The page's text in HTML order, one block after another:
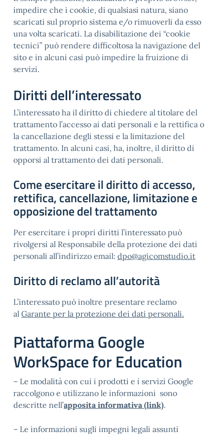
impedire che i cookie, di qualsiasi natura, siano
scaricati sul proprio sistema e/o rimuoverli da esso
una volta scaricati. La disabilitazione dei “cookie
tecnici” può rendere difficoltosa la navigazione del
sito e in alcuni casi può impedire la fruizione di
servizi.
Diritti dell’interessato
L’interessato ha il diritto di chiedere al titolare del
trattamento l’accesso ai dati personali e la rettifica o
la cancellazione degli stessi e la limitazione del
trattamento. In alcuni casi, ha, inoltre, il diritto di
opporsi al trattamento dei dati personali.
Come esercitare il diritto di accesso,
rettifica, cancellazione, limitazione e
opposizione del trattamento
Per esercitare i propri diritti l’interessato può
rivolgersi al Responsabile della protezione dei dati
personali all’indirizzo email: dpo@agicomstudio.it
Diritto di reclamo all’autorità
L’interessato può inoltre presentare reclamo
al Garante per la protezione dei dati personali.
Piattaforma Google
WorkSpace for Education
– Le modalità con cui i prodotti e i servizi Google
raccolgono e utilizzano le informazioni sono
descritte nell’apposita informativa (link).
– Le informazioni sugli impegni legali assunti